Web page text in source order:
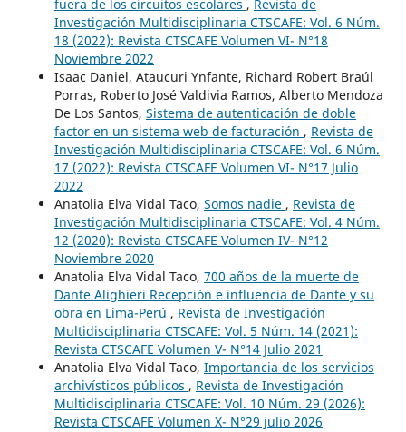
fuera de los circuitos escolares , Revista de
Investigación Multidisciplinaria CTSCAFE: Vol. 6 Núm.
18 (2022): Revista CTSCAFE Volumen VI- N°18
Noviembre 2022
Isaac Daniel, Ataucuri Ynfante, Richard Robert Braúl
Porras, Roberto José Valdivia Ramos, Alberto Mendoza
De Los Santos, Sistema de autenticación de doble
factor en un sistema web de facturación , Revista de
Investigación Multidisciplinaria CTSCAFE: Vol. 6 Núm.
17 (2022): Revista CTSCAFE Volumen VI- N°17 Julio
2022
Anatolia Elva Vidal Taco, Somos nadie , Revista de
Investigación Multidisciplinaria CTSCAFE: Vol. 4 Núm.
12 (2020): Revista CTSCAFE Volumen IV- N°12
Noviembre 2020
Anatolia Elva Vidal Taco, 700 años de la muerte de
Dante Alighieri Recepción e influencia de Dante y su
obra en Lima-Perú , Revista de Investigación
Multidisciplinaria CTSCAFE: Vol. 5 Núm. 14 (2021):
Revista CTSCAFE Volumen V- N°14 Julio 2021
Anatolia Elva Vidal Taco, Importancia de los servicios
archivísticos públicos , Revista de Investigación
Multidisciplinaria CTSCAFE: Vol. 10 Núm. 29 (2026):
Revista CTSCAFE Volumen X- N°29 julio 2026